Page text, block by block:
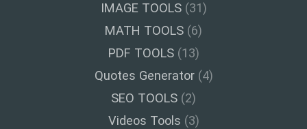
IMAGE TOOLS(31)
MATH TOOLS (6)
PDF TOOLS(13)
Quotes Generator(4)
SEO TOOLS (2)
Videos Tools (3)